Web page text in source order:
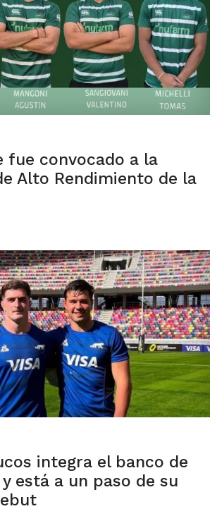
fue convocado a la
Alto Rendimiento de la
integra el banco de
está a un paso de su